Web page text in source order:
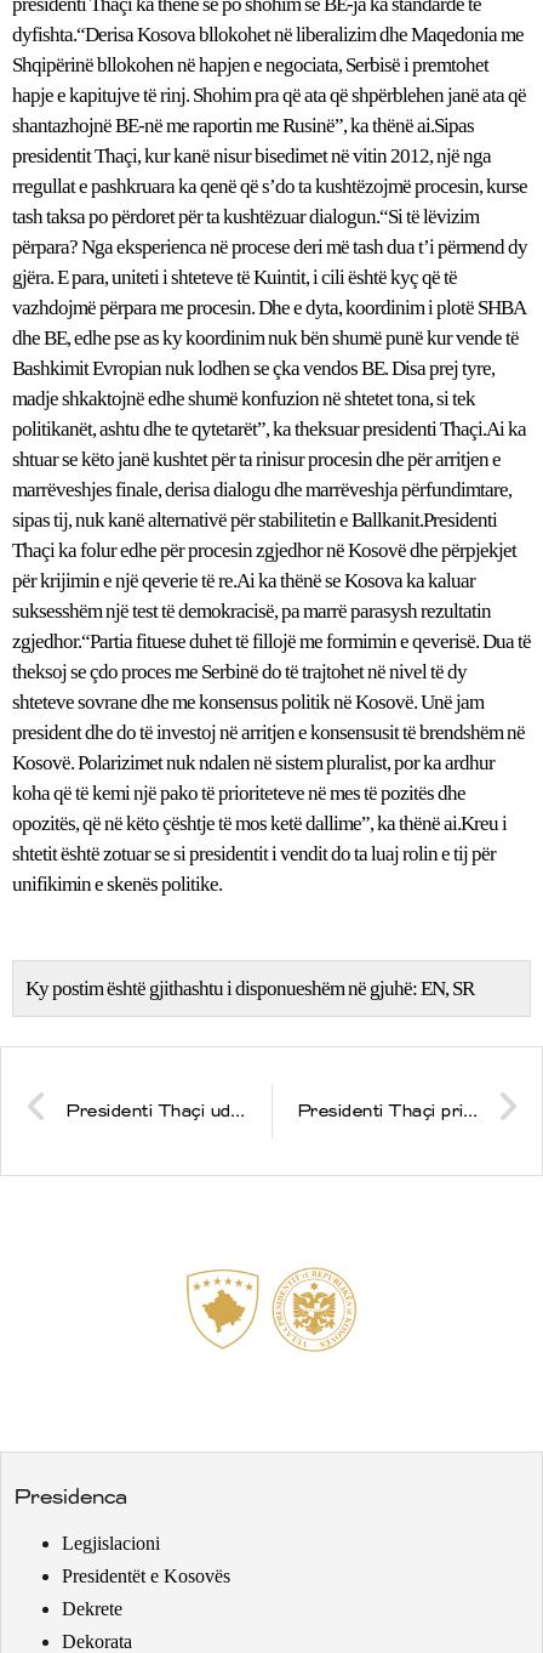
dyfishta.“Derisa Kosova bllokohet në liberalizim dhe Maqedonia me
Shqipërinë bllokohen në hapjen e negociata, Serbisë i premtohet
hapje e kapitujve të rinj. Shohim pra që ata që shpërblehen janë ata që
shantazhojnë BE-në me raportin me Rusinë”, ka thënë ai.Sipas
presidentit Thaçi, kur kanë nisur bisedimet në vitin 2012, një nga
rregullat e pashkruara ka qenë që s’do ta kushtëzojmë procesin, kurse
tash taksa po përdoret për ta kushtëzuar dialogun.“Si të lëvizim
përpara? Nga eksperienca në procese deri më tash dua t’i përmend dy
gjëra. E para, uniteti i shteteve të Kuintit, i cili është kyç që të
vazhdojmë përpara me procesin. Dhe e dyta, koordinim i plotë SHBA
dhe BE, edhe pse as ky koordinim nuk bën shumë punë kur vende të
Bashkimit Evropian nuk lodhen se çka vendos BE. Disa prej tyre,
madje shkaktojnë edhe shumë konfuzion në shtetet tona, si tek
politikanët, ashtu dhe te qytetarët”, ka theksuar presidenti Thaçi.Ai ka
shtuar se këto janë kushtet për ta rinisur procesin dhe për arritjen e
marrëveshjes finale, derisa dialogu dhe marrëveshja përfundimtare,
sipas tij, nuk kanë alternativë për stabilitetin e Ballkanit.Presidenti
Thaçi ka folur edhe për procesin zgjedhor në Kosovë dhe përpjekjet
për krijimin e një qeverie të re.Ai ka thënë se Kosova ka kaluar
suksesshëm një test të demokracisë, pa marrë parasysh rezultatin
zgjedhor.“Partia fituese duhet të fillojë me formimin e qeverisë. Dua të
theksoj se çdo proces me Serbinë do të trajtohet në nivel të dy
shteteve sovrane dhe me konsensus politik në Kosovë. Unë jam
president dhe do të investoj në arritjen e konsensusit të brendshëm në
Kosovë. Polarizimet nuk ndalen në sistem pluralist, por ka ardhur
koha që të kemi një pako të prioriteteve në mes të pozitës dhe
opozitës, që në këto çështje të mos ketë dallime”, ka thënë ai.Kreu i
shtetit është zotuar se si presidentit i vendit do ta luaj rolin e tij për
unifikimin e skenës politike.
Ky postim është gjithashtu i disponueshëm në gjuhë:EN SR
Presidenti Thaçi udhëtoi për në Berlin Presidenti Thaçi priti në takim lamtumirës ambasadorin italian Piero Sardi
Presidenca
Legjislacioni
Presidentët e Kosovës
Dekrete
Dekorata